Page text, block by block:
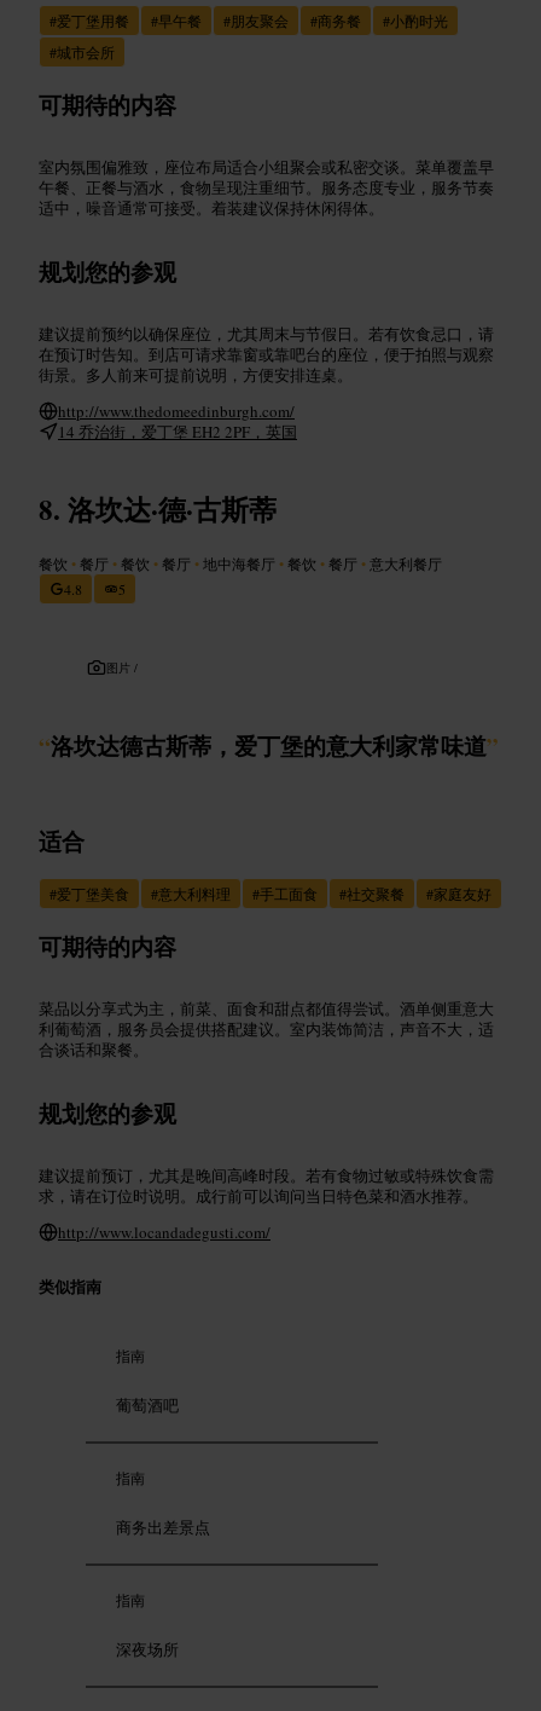
#爱丁堡用餐 #早午餐 #朋友聚会 #商务餐 #小酌时光
#城市会所
可期待的内容
室内氛围偏雅致，座位布局适合小组聚会或私密交谈。菜单覆盖早
午餐、正餐与酒水，食物呈现注重细节。服务态度专业，服务节奏
适中，噪音通常可接受。着装建议保持休闲得体。
规划您的参观
建议提前预约以确保座位，尤其周末与节假日。若有饮食忌口，请
在预订时告知。到店可请求靠窗或靠吧台的座位，便于拍照与观察
街景。多人前来可提前说明，方便安排连桌。
http://www.thedomeedinburgh.com/
14 乔治街，爱丁堡 EH2 2PF，英国
洛坎达·德·古斯蒂
餐饮 •餐厅 •餐饮 •餐厅 •地中海餐厅 •餐饮 •餐厅 •意大利餐厅
4.8
5
图片 /
“洛坎达德古斯蒂，爱丁堡的意大利家常味道”
适合
#爱丁堡美食 #意大利料理 #手工面食 #社交聚餐 #家庭友好
可期待的内容
菜品以分享式为主，前菜、面食和甜点都值得尝试。酒单侧重意大
利葡萄酒，服务员会提供搭配建议。室内装饰简洁，声音不大，适
合谈话和聚餐。
规划您的参观
建议提前预订，尤其是晚间高峰时段。若有食物过敏或特殊饮食需
求，请在订位时说明。成行前可以询问当日特色菜和酒水推荐。
http://www.locandadegusti.com/
类似指南
指南
葡萄酒吧
指南
商务出差景点
指南
深夜场所